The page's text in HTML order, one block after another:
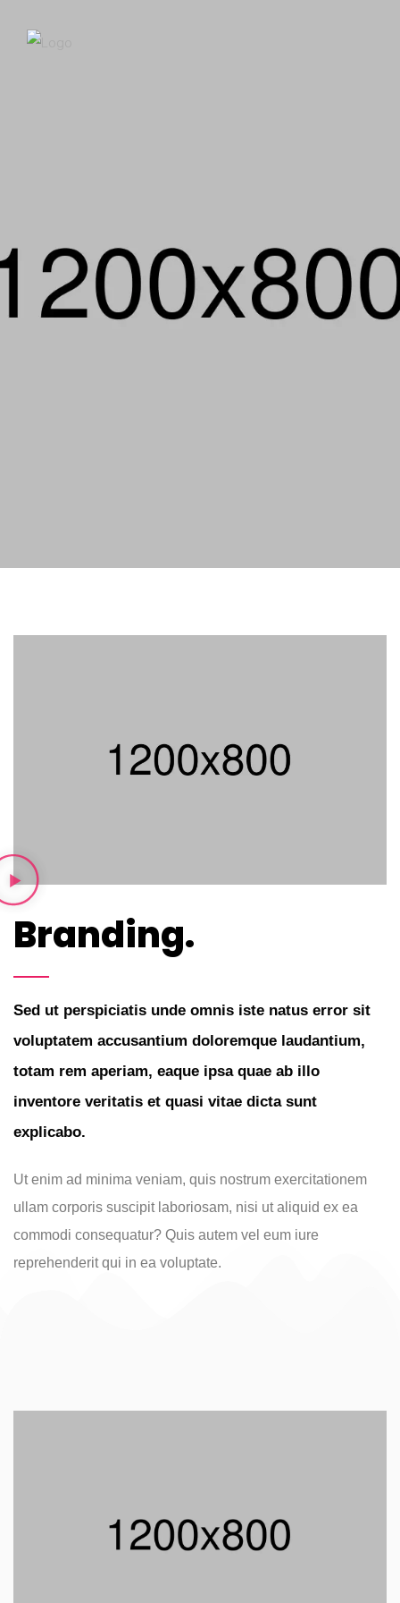
Membres
Familie
Branding.
Sed ut perspiciatis unde omnis iste natus error sit
voluptatem accusantium doloremque laudantium,
totam rem aperiam, eaque ipsa quae ab illo
inventore veritatis et quasi vitae dicta sunt
explicabo.
Ut enim ad minima veniam, quis nostrum exercitationem
ullam corporis suscipit laboriosam, nisi ut aliquid ex ea
commodi consequatur? Quis autem vel eum iure
reprehenderit qui in ea voluptate.